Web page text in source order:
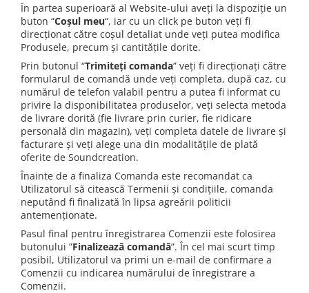
Microfoane de masurare si
calibrare
Microfoane de studio
Microfoane de voce si live
Microfoane lavaliera si headset
Microfoane podcast, USB, iOS /
Android
Microfoane pt Camere Video
Microfoane pt instalatii si
conferinta
Microfoane Ribbon
Microfoane stereo
Microfoane Suspendabile
Microfoane wireless si sisteme
Stative de microfon
Studio si inregistrari
În partea superioară al Website-ului aveți la dispoziție un
buton “Coșul meu“, iar cu un click pe buton veți fi
direcționat către coșul detaliat unde veți putea modifica
Produsele, precum și cantitățile dorite.
Prin butonul “Trimiteți comanda” veți fi direcționați către
formularul de comandă unde veți completa, după caz, cu
numărul de telefon valabil pentru a putea fi informat cu
privire la disponibilitatea produselor, veți selecta metoda
de livrare dorită (fie livrare prin curier, fie ridicare
personală din magazin), veți completa datele de livrare și
facturare și veți alege una din modalitățile de plată
oferite de Soundcreation.
Înainte de a finaliza Comanda este recomandat ca
Utilizatorul să citească Termenii și condițiile, comanda
neputând fi finalizată în lipsa agreării politicii
antemenționate.
Pasul final pentru înregistrarea Comenzii este folosirea
butonului ”Finalizează comandă”. În cel mai scurt timp
posibil, Utilizatorul va primi un e-mail de confirmare a
Comenzii cu indicarea numărului de înregistrare a
Comenzii.